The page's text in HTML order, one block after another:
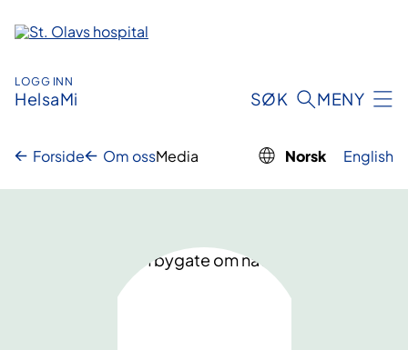
innhold
LOGG INN
HelsaMi SØK MENY
Forside Om ossMedia Norsk English